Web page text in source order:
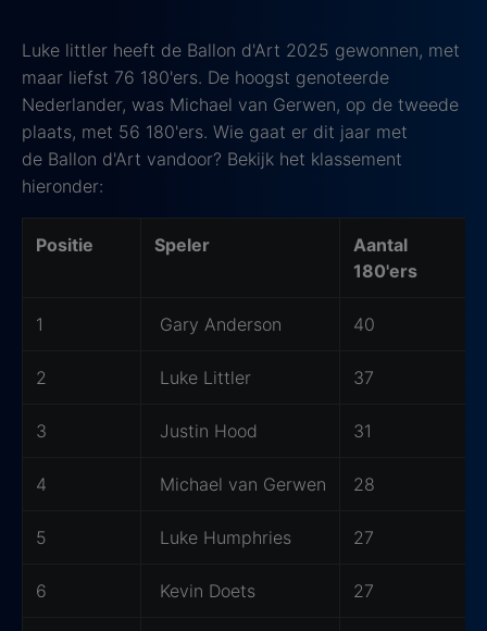
Luke littler heeft de Ballon d'Art 2025 gewonnen, met
maar liefst 76 180'ers. De hoogst genoteerde
Nederlander, was Michael van Gerwen, op de tweede
plaats, met 56 180'ers. Wie gaat er dit jaar met
de Ballon d'Art vandoor? Bekijk het klassement
hieronder:
Positie Speler
Aantal
180'ers
1 Gary Anderson 40
2 Luke Littler 37
3 Justin Hood 31
4 Michael van Gerwen 28
5 Luke Humphries 27
6 Kevin Doets 27